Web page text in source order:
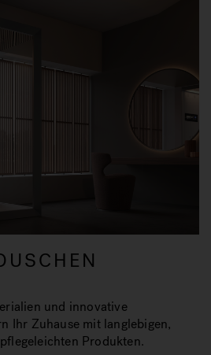
und innovative
Ihr Zuhause mit langlebigen,
Produkten.